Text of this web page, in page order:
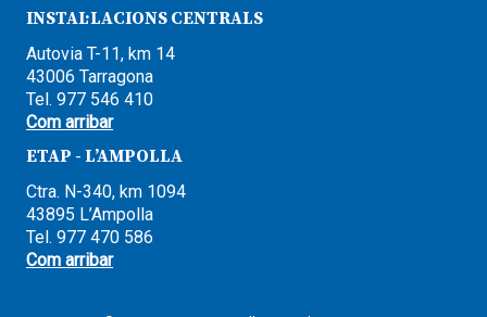
INSTAL·LACIONS CENTRALS
Autovia T-11, km 14
43006 Tarragona
Tel. 977 546 410
Com arribar
ETAP - L’AMPOLLA
Ctra. N-340, km 1094
43895 L’Ampolla
Tel. 977 470 586
Com arribar